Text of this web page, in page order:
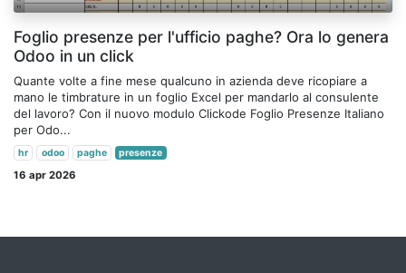
Foglio presenze per l'ufficio paghe? Ora lo genera
Odoo in un click
Quante volte a fine mese qualcuno in azienda deve ricopiare a
mano le timbrature in un foglio Excel per mandarlo al consulente
del lavoro? Con il nuovo modulo Clickode Foglio Presenze Italiano
per Odo...
hr odoo paghe presenze
16 apr 2026